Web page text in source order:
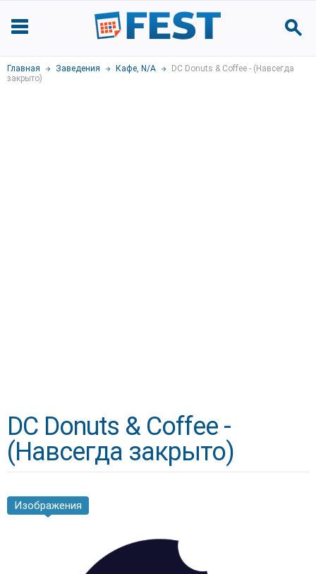
Главная Заведения Кафе, N/A
DC Donuts & Coffee - (Навсегда
закрыто)
DC Donuts & Coffee -
(Навсегда закрыто)
Изображения